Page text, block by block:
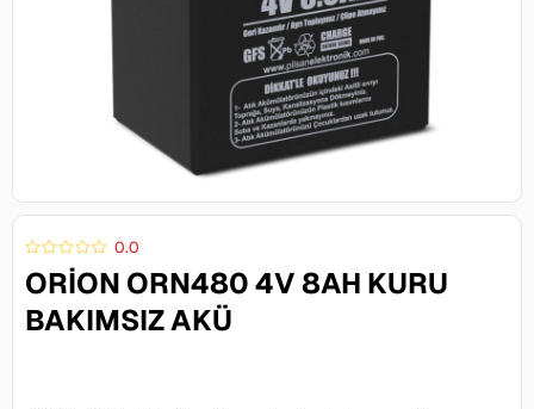
0.0
ORION ORN480 4V 8AH KURU
BAKIMSIZ AKÜ